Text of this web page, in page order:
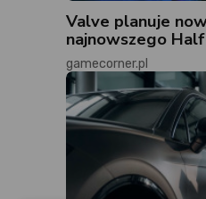
Valve planuje
najnowszego
gamecorner.pl